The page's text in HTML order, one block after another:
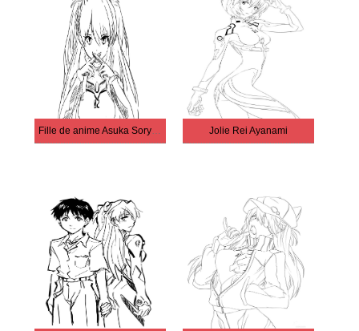
Fille de anime Asuka Soryu Langley Jolie Rei Ayanami